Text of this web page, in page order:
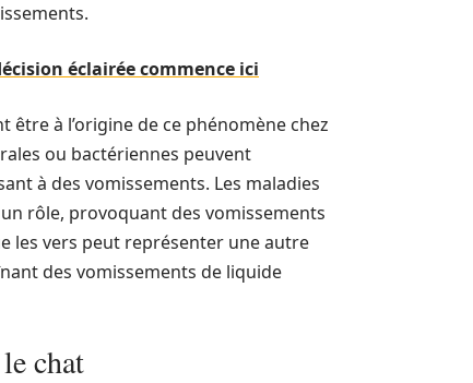
éclairée commence ici
être à l’origine de ce phénomène chez
ou bactériennes peuvent
à des vomissements. Les maladies
rôle, provoquant des vomissements
les vers peut représenter une autre
des vomissements de liquide
chat